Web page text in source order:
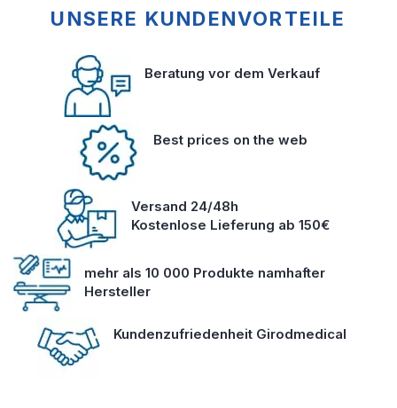
UNSERE KUNDENVORTEILE
Beratung vor dem Verkauf
Best prices on the web
Versand 24/48h
Kostenlose Lieferung ab 150€
mehr als 10 000 Produkte namhafter
Hersteller
Kundenzufriedenheit Girodmedical